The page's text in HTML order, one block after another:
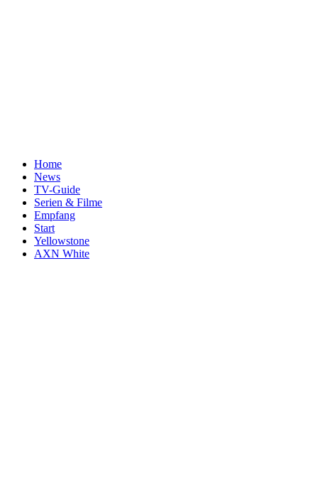
Home
News
TV-Guide
Serien & Filme
Empfang
Start
Yellowstone
AXN White